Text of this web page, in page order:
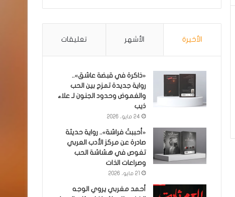
الأخيرة الأشهر تعليقات
«ذاكرة في قبضة عاشق»..
رواية جديدة تمزج بين الحب
والغموض وحدود الجنون لـ علاء
ذيب
24 مايو، 2026
«أحببتُ فراشة».. رواية حديثة
صادرة عن مركز الأدب العربي
تغوص في هشاشة الحب
وصراعات الذات
21 مايو، 2026
أحمد مغربي يروي الوجه